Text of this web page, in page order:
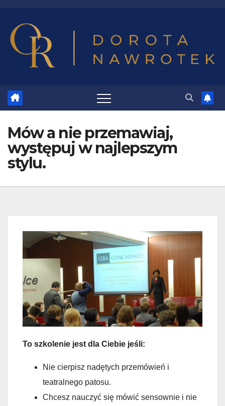
Mów a nie przemawiaj,
występuj w najlepszym
stylu.
To szkolenie jest dla Ciebie jeśli:
Nie cierpisz nadętych przemówień i
teatralnego patosu.
Chcesz nauczyć się mówić sensownie i nie